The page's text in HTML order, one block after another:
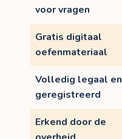
voor vragen
Gratis digitaal
oefenmateriaal
Volledig legaal en
geregistreerd
Erkend door de